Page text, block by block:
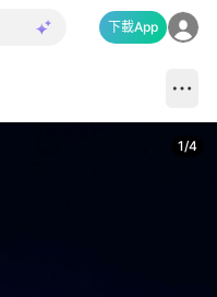
下載App
1/4